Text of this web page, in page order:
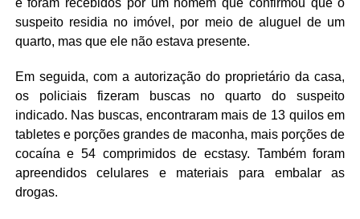
suspeito residia no imóvel, por meio de aluguel de um
quarto, mas que ele não estava presente.
Em seguida, com a autorização do proprietário da casa,
os policiais fizeram buscas no quarto do suspeito
indicado. Nas buscas, encontraram mais de 13 quilos em
tabletes e porções grandes de maconha, mais porções de
cocaína e 54 comprimidos de ecstasy. Também foram
apreendidos celulares e materiais para embalar as
drogas.